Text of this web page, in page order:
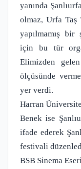
yanında
olmaz, Urfa Taş
yapılmamış bir
için bu tür
Elimizden
ölçüsünde
yer verdi.
Harran
Benek ise
ifade ederek
festivali
BSB Sinema